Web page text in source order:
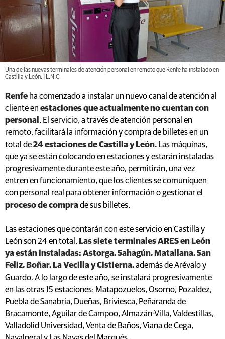
Una de las nuevas terminales de atención personal en remoto que Renfe ha instalado en
Castilla y León. | L.N.C.
Renfe ha comenzado a instalar un nuevo canal de atención al
cliente en estaciones que actualmente no cuentan con
personal . El servicio, a través de atención personal en
remoto, facilitará la información y compra de billetes en un
total de24 estaciones de Castilla y León. Las máquinas,
que ya se están colocando en estaciones y estarán instaladas
progresivamente durante este año, permitirán, una vez
entren en funcionamiento, que los clientes se comuniquen
con personal real para obtener información o gestionar el
proceso de comprade sus billetes.
Las estaciones que contarán con este servicio en Castilla y
León son 24 en total. Las siete terminales ARES en León
ya están instaladas: Astorga, Sahagún, Matallana, San
Feliz, Boñar, La Vecilla y Cistierna,además de Arévalo y
Guardo. A lo largo de este año, se instalará progresivamente
en las otras 15 estaciones: Matapozuelos, Osorno, Pozaldez,
Puebla de Sanabria, Dueñas, Briviesca, Peñaranda de
Bracamonte, Aguilar de Campoo, Almazán-Villa, Valdestillas,
Valladolid Universidad, Venta de Baños, Viana de Cega,